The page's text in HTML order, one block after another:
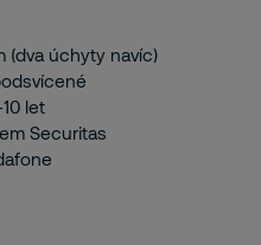
(dva úchyty navíc)
let
Securitas